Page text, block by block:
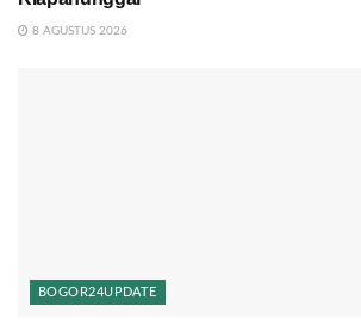
8 AGUSTUS 2026
BOGOR24UPDATE